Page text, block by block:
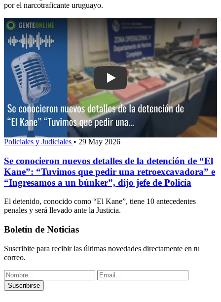
por el narcotraficante uruguayo.
Play: Se conocieron nuevos detalles
Policiales y Judiciales • 29 May 2026
Se conocieron nuevos detalles de la detención de “El
Kane”: “Tuvimos que pedir una retroexcavadora” e
“Ingresamos a un búnker”, dijo jefe de Policía
El detenido, conocido como “El Kane”, tiene 10 antecedentes
penales y será llevado ante la Justicia.
Boletín de Noticias
Suscribite para recibir las últimas novedades directamente en tu
correo.
Suscribirse